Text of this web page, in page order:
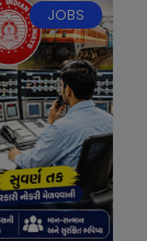
JOBS